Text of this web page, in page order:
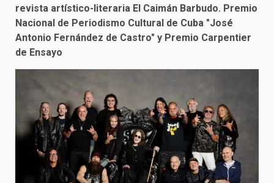
revista artístico-literaria El Caimán Barbudo. Premio
Nacional de Periodismo Cultural de Cuba "José
Antonio Fernández de Castro" y Premio Carpentier
de Ensayo